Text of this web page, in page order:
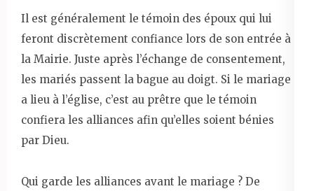
Il est généralement le témoin des époux qui lui
feront discrètement confiance lors de son entrée à
la Mairie. Juste après l’échange de consentement,
les mariés passent la bague au doigt. Si le mariage
a lieu à l’église, c’est au prêtre que le témoin
confiera les alliances afin qu’elles soient bénies
par Dieu.
Qui garde les alliances avant le mariage ? De